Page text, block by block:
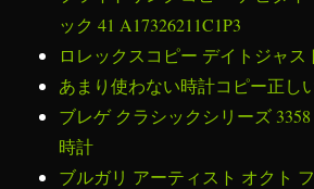
ョ
ン
ック 41 A17326211C1P3
ロレックスコピー デイトジャス
あまり使わない時計コピー正し
ブレゲ クラシックシリーズ
時計
ブルガリ アーティスト オクト